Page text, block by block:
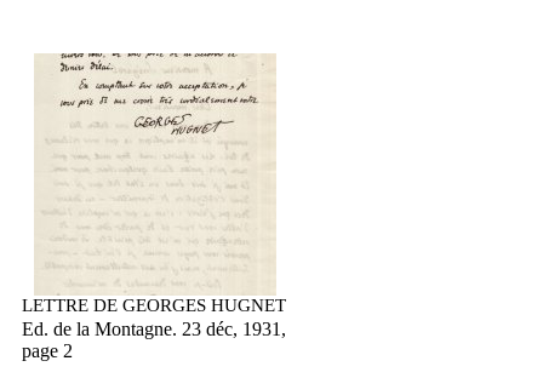
LETTRE DE GEORGES HUGNET
Ed. de la Montagne. 23 déc, 1931,
page 2